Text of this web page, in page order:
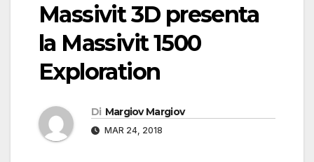
Massivit 3D presenta
la Massivit 1500
Exploration
Di Margiov Margiov
MAR 24, 2018